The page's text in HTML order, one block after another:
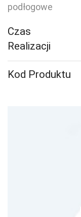
podłogowe
Czas
Realizacji
Kod Produktu